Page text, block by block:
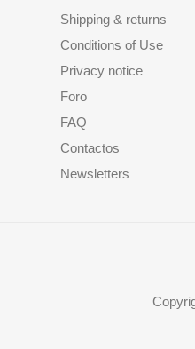
Shipping & returns
Conditions of Use
Privacy notice
Foro
FAQ
Contactos
Newsletters